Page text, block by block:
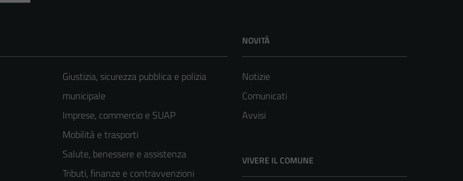
Giustizia, sicurezza pubblica e polizia
municipale
Imprese, commercio e SUAP
Mobilità e trasporti
Salute, benessere e assistenza
Tributi, finanze e contravvenzioni
NOVITÀ
Notizie
Comunicati
Avvisi
VIVERE IL COMUNE